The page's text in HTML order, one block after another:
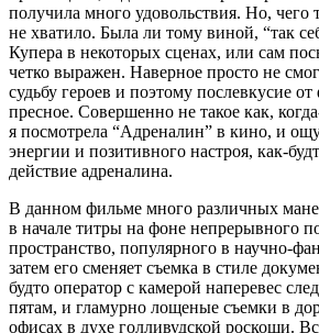
получила много удовольствия. Но, чего
не хватило. Была ли тому виной, “так
Купера в некоторых сценах, или сам
четко выражен. Наверное просто не
судьбу героев и поэтому послевкусие
пресное. Совершенно не такое как,
я посмотрела “Адреналин” в кино, и
энергии и позитивного настроя, как-
действие адреналина.
В данном фильме много различных
в начале титры на фоне непрерывного
пространство, популярного в научно-
затем его сменяет съемка в стиле
будто оператор с камерой наперевес
пятам, и гламурно лощеные съемки в
офисах в духе голливудской роскоши.